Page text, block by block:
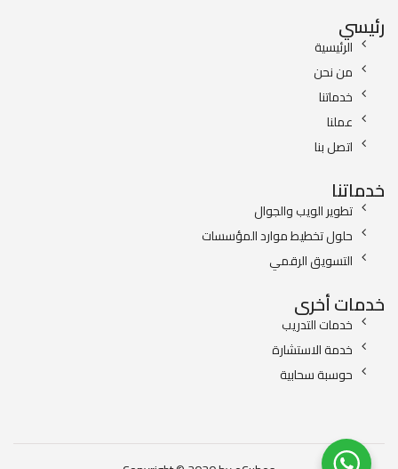
رئيسي
الرئيسية
من نحن
خدماتنا
عملنا
اتصل بنا
خدماتنا
تطوير الويب والجوال
حلول تخطيط موارد المؤسسات
التسويق الرقمي
خدمات أخرى
خدمات التدريب
خدمة الاستشارة
حوسبة سحابية